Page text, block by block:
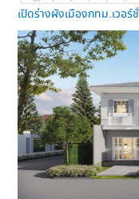
เปิดร่างผังเมืองกทม.เวอ